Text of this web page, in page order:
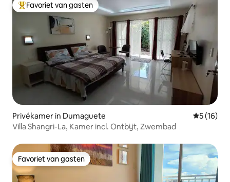
Topfavoriet van gasten
Favoriet van gasten
Privékamer in Dumaguete
5 (16)
Villa Shangri-La, Kamer incl. Ontbijt, Zwembad
Favoriet van gasten
Favoriet van gasten